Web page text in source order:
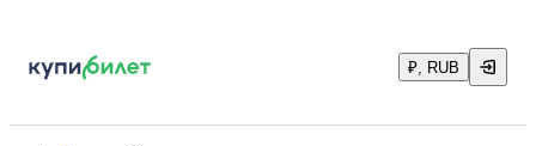
₽, RUB